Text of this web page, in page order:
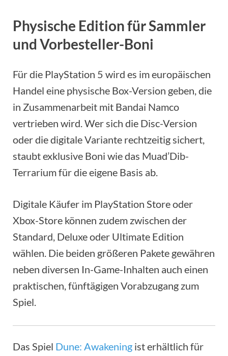
Physische Edition für Sammler
und Vorbesteller-Boni
Für die PlayStation 5 wird es im europäischen
Handel eine physische Box-Version geben, die
in Zusammenarbeit mit Bandai Namco
vertrieben wird. Wer sich die Disc-Version
oder die digitale Variante rechtzeitig sichert,
staubt exklusive Boni wie das Muad’Dib-
Terrarium für die eigene Basis ab.
Digitale Käufer im PlayStation Store oder
Xbox-Store können zudem zwischen der
Standard, Deluxe oder Ultimate Edition
wählen. Die beiden größeren Pakete gewähren
neben diversen In-Game-Inhalten auch einen
praktischen, fünftägigen Vorabzugang zum
Spiel.
Das Spiel Dune: Awakening ist erhältlich für